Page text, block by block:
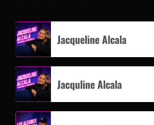
Jacqueline Alcala
Jacquline Alcala